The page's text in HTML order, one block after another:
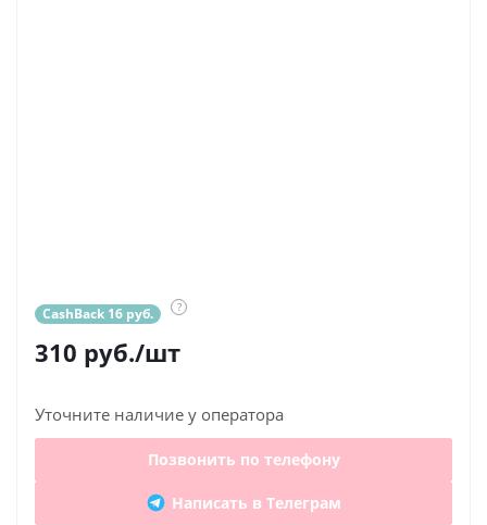
CashBack 16 руб. ?
310 руб./шт
Уточните наличие у оператора
Позвонить по телефону
Написать в Телеграм